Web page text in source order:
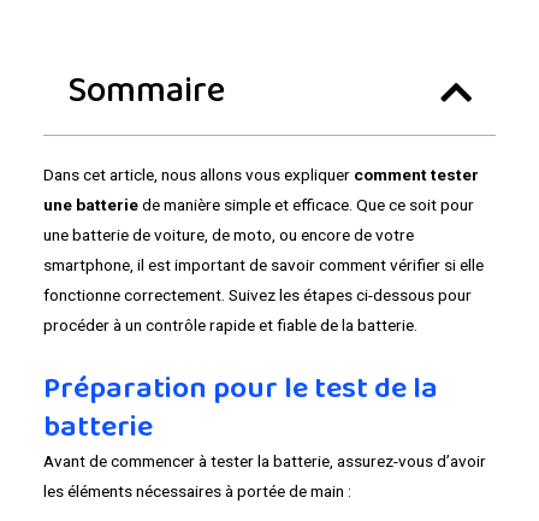
Sommaire
Dans cet article, nous allons vous expliquer comment tester
une batteriede manière simple et efficace. Que ce soit pour
une batterie de voiture, de moto, ou encore de votre
smartphone, il est important de savoir comment vérifier si elle
fonctionne correctement. Suivez les étapes ci-dessous pour
procéder à un contrôle rapide et fiable de la batterie.
Préparation pour le test de la
batterie
Avant de commencer à tester la batterie, assurez-vous d’avoir
les éléments nécessaires à portée de main :